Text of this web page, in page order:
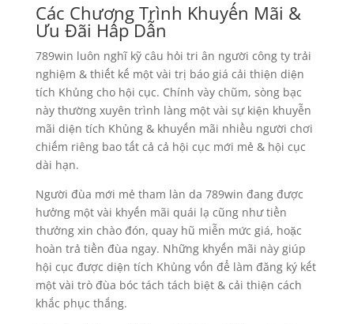
Các Chương Trình Khuyến Mãi &
Ưu Đãi Hấp Dẫn
789win luôn nghĩ kỹ câu hỏi tri ân người công ty trải
nghiệm & thiết kế một vài trị báo giá cải thiện diện
tích Khủng cho hội cục. Chính vày chũm, sòng bạc
này thường xuyên trình làng một vài sự kiện khuyễn
mãi diện tích Khủng & khuyến mãi nhiều người chơi
chiếm riêng bao tất cả cả hội cục mới mẻ & hội cục
dài hạn.
Người đùa mới mẻ tham làn da 789win đang được
hưởng một vài khyến mãi quái lạ cũng như tiền
thưởng xin chào đón, quay hũ miễn mức giá, hoặc
hoàn trả tiền đùa ngay. Những khyến mãi này giúp
hội cục được diện tích Khủng vốn để làm đăng ký kết
một vài trò đùa bóc tách tách biệt & cải thiện cách
khắc phục thắng.